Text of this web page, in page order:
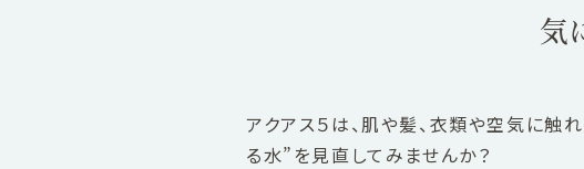
気
アクアス５は、肌や髪、衣類や空気に触
る水”を見直してみませんか？